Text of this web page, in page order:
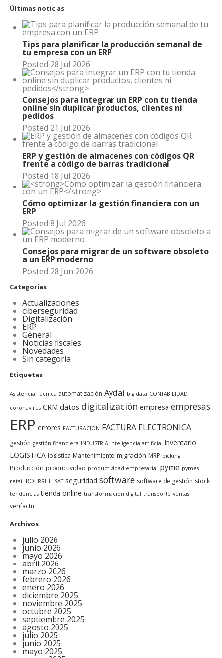
Últimas noticias
Tips para planificar la producción semanal de
tu empresa con un ERP
Posted 28 Jul 2026
Consejos para integrar un ERP con tu tienda
online sin duplicar productos, clientes ni
pedidos
Posted 21 Jul 2026
ERP y gestión de almacenes con códigos QR
frente a código de barras tradicional
Posted 18 Jul 2026
Cómo optimizar la gestión financiera con un
ERP
Posted 8 Jul 2026
Consejos para migrar de un software obsoleto
a un ERP moderno
Posted 28 Jun 2026
Categorías
Actualizaciones
ciberseguridad
Digitalización
ERP
General
Noticias fiscales
Novedades
Sin categoría
Etiquetas
Asistencia Técnica automatización Aydai big data CONTABILIDAD
coronavirus CRM datos digitalización empresa empresas
ERP errores FACTURACION FACTURA ELECTRONICA
gestión gestión financiera INDUSTRIA Inteligencia artificial inventario
LOGISTICA logística Mantenimiento migración MRP picking
Producción productividad productividad empresarial pyme pymes
retail ROI RRHH SAT seguridad software software de gestión stock
tendencias tienda online transformación digital transporte ventas
verifactu
Archivos
julio 2026
junio 2026
mayo 2026
abril 2026
marzo 2026
febrero 2026
enero 2026
diciembre 2025
noviembre 2025
octubre 2025
septiembre 2025
agosto 2025
julio 2025
junio 2025
mayo 2025